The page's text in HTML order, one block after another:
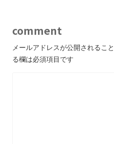
comment
メールアドレスが公開されるこ
る欄は必須項目です